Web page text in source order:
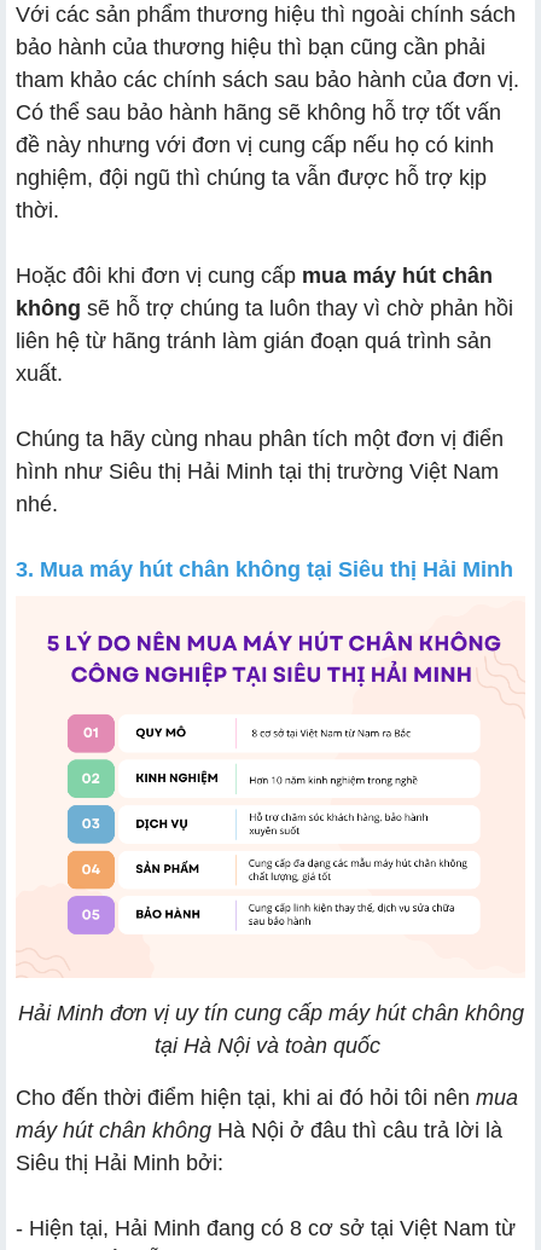
Với các sản phẩm thương hiệu thì ngoài chính sách
bảo hành của thương hiệu thì bạn cũng cần phải
tham khảo các chính sách sau bảo hành của đơn vị.
Có thể sau bảo hành hãng sẽ không hỗ trợ tốt vấn
đề này nhưng với đơn vị cung cấp nếu họ có kinh
nghiệm, đội ngũ thì chúng ta vẫn được hỗ trợ kịp
thời.
Hoặc đôi khi đơn vị cung cấp mua máy hút chân
không sẽ hỗ trợ chúng ta luôn thay vì chờ phản hồi
liên hệ từ hãng tránh làm gián đoạn quá trình sản
xuất.
Chúng ta hãy cùng nhau phân tích một đơn vị điển
hình như Siêu thị Hải Minh tại thị trường Việt Nam
nhé.
3. Mua máy hút chân không tại Siêu thị Hải Minh
Hải Minh đơn vị uy tín cung cấp máy hút chân không
tại Hà Nội và toàn quốc
Cho đến thời điểm hiện tại, khi ai đó hỏi tôi nên mua
máy hút chân không Hà Nội ở đâu thì câu trả lời là
Siêu thị Hải Minh bởi:
- Hiện tại, Hải Minh đang có 8 cơ sở tại Việt Nam từ